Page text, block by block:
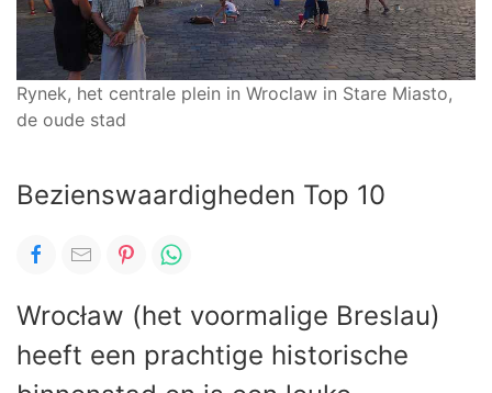
Rynek, het centrale plein in Wroclaw in Stare Miasto,
de oude stad
Bezienswaardigheden Top 10
Wrocław (het voormalige Breslau)
heeft een prachtige historische